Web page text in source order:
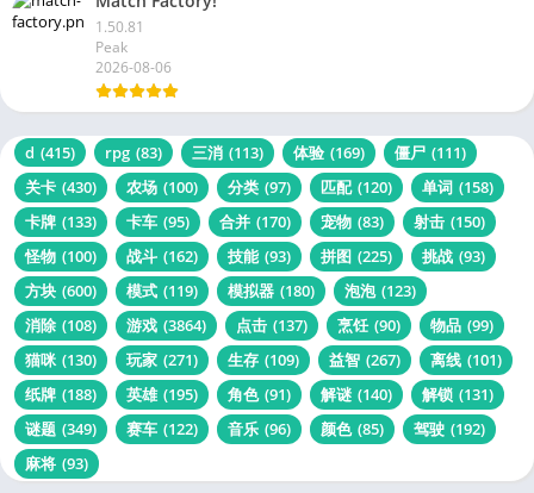
1.50.81
Peak
2026-08-06
d (415) rpg (83) 三消 (113) 体验 (169) 僵尸 (111)
关卡 (430) 农场 (100) 分类 (97) 匹配 (120) 单词 (158)
卡牌 (133) 卡车 (95) 合并 (170) 宠物 (83) 射击 (150)
怪物 (100) 战斗 (162) 技能 (93) 拼图 (225) 挑战 (93)
方块 (600) 模式 (119) 模拟器 (180) 泡泡 (123)
消除 (108) 游戏 (3864) 点击 (137) 烹饪 (90) 物品 (99)
猫咪 (130) 玩家 (271) 生存 (109) 益智 (267) 离线 (101)
纸牌 (188) 英雄 (195) 角色 (91) 解谜 (140) 解锁 (131)
谜题 (349) 赛车 (122) 音乐 (96) 颜色 (85) 驾驶 (192)
麻将 (93)